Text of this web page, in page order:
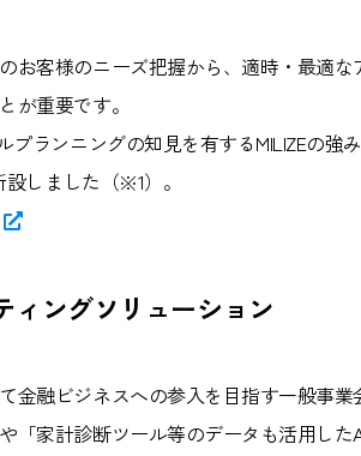
お客様のニーズ把握から、適時・最適
が重要です。
プランニングの知見を有するMILIZEの
しました（※1）。
ングソリューション
金融ビジネスへの参入を目指す一般事
「家計診断ツール等のデータも活用し